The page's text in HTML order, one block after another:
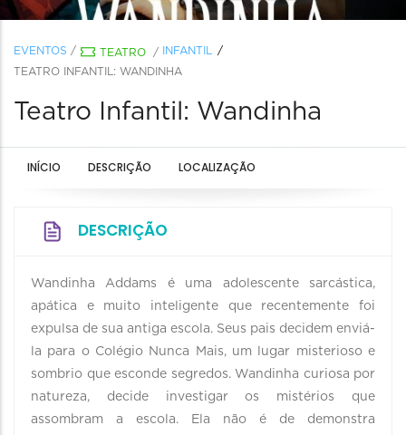
EVENTOS / TEATRO /
INFANTIL
TEATRO INFANTIL: WANDINHA
Teatro Infantil: Wandinha
INÍCIO DESCRIÇÃO LOCALIZAÇÃO
DESCRIÇÃO
Wandinha Addams é uma adolescente sarcástica,
apática e muito inteligente que recentemente foi
expulsa de sua antiga escola. Seus pais decidem enviá-
la para o Colégio Nunca Mais, um lugar misterioso e
sombrio que esconde segredos. Wandinha curiosa por
natureza, decide investigar os mistérios que
assombram a escola. Ela não é de demonstra